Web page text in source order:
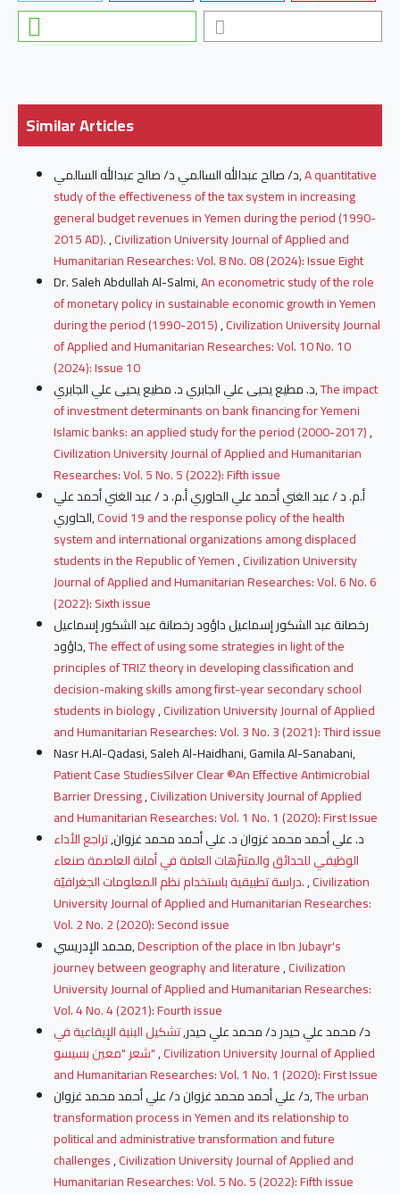
Similar Articles
د/ صالح عبدالله السالمي د/ صالح عبدالله السالمي,A quantitative
study of the effectiveness of the tax system in increasing
general budget revenues in Yemen during the period (1990-
2015 AD).,Civilization University Journal of Applied and
Humanitarian Researches: Vol. 8 No. 08 (2024): Issue Eight
Dr. Saleh Abdullah Al-Salmi,An econometric study of the role
of monetary policy in sustainable economic growth in Yemen
during the period (1990-2015),Civilization University Journal
of Applied and Humanitarian Researches: Vol. 10 No. 10
(2024): Issue 10
د. مطيع يحيى علي الجابري د. مطيع يحيى علي الجابري,The impact
of investment determinants on bank financing for Yemeni
Islamic banks: an applied study for the period (2000-2017),
Civilization University Journal of Applied and Humanitarian
Researches: Vol. 5 No. 5 (2022): Fifth issue
أ.م. د / عبد الغني أحمد علي الحاوري أ.م. د / عبد الغني أحمد علي
الحاوري,Covid 19 and the response policy of the health
system and international organizations among displaced
students in the Republic of Yemen,Civilization University
Journal of Applied and Humanitarian Researches: Vol. 6 No. 6
(2022): Sixth issue
رخصانة عبد الشكور إسماعيل داؤود رخصانة عبد الشكور إسماعيل
داؤود,The effect of using some strategies in light of the
principles of TRIZ theory in developing classification and
decision-making skills among first-year secondary school
students in biology,Civilization University Journal of Applied
and Humanitarian Researches: Vol. 3 No. 3 (2021): Third issue
Nasr H.Al-Qadasi, Saleh Al-Haidhani, Gamila Al-Sanabani,
Patient Case StudiesSilver Clear ®An Effective Antimicrobial
Barrier Dressing,Civilization University Journal of Applied
and Humanitarian Researches: Vol. 1 No. 1 (2020): First Issue
د. علي أحمد محمد غزوان د. علي أحمد محمد غزوان,تراجع الأداء
الوظيفي للحدائق والمتنزّهات العامة في أمانة العاصمة صنعاء
دراسة تطبيقية باستخدام نظم المعلومات الجغرافيّة.,Civilization
University Journal of Applied and Humanitarian Researches:
Vol. 2 No. 2 (2020): Second issue
محمد الإدريسي,Description of the place in Ibn Jubayr's
journey between geography and literature,Civilization
University Journal of Applied and Humanitarian Researches:
Vol. 4 No. 4 (2021): Fourth issue
د/ محمد علي حيدر د/ محمد علي حيدر,تشكيل البنية الإيقاعية في
شعر "معين بسيسو",Civilization University Journal of Applied
and Humanitarian Researches: Vol. 1 No. 1 (2020): First Issue
د/ علي أحمد محمد غزوان د/ علي أحمد محمد غزوان,The urban
transformation process in Yemen and its relationship to
political and administrative transformation and future
challenges,Civilization University Journal of Applied and
Humanitarian Researches: Vol. 5 No. 5 (2022): Fifth issue